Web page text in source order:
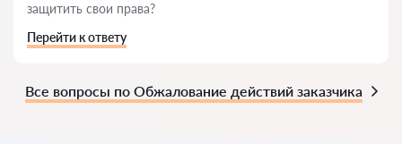
защитить свои права?
Перейти к ответу
Все вопросы по Обжалование действий заказчика